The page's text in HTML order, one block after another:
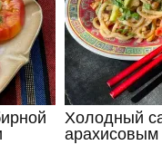
Холодный
арахисовым